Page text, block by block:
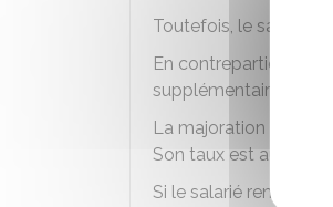
Toutefois, le salarié
En contrepartie, il
supplémentaires. Un
La majoration de
Son taux est au
Si le salarié renonce